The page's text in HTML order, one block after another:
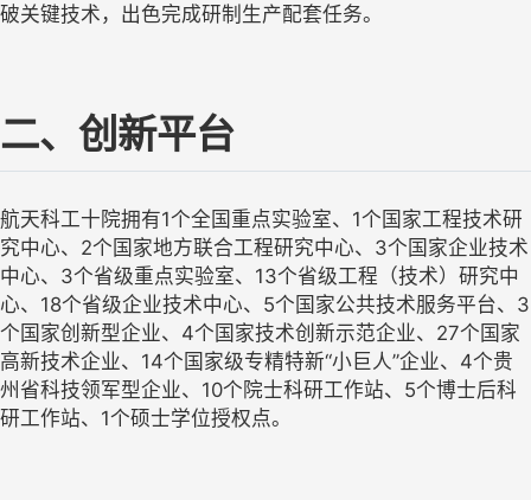
破关键技术，出色完成研制生产配套任务。
二、创新平台
航天科工十院拥有1个全国重点实验室、 1个国家工程技术研
究中心、2个国家地方联合工程研究中心、 3个国家企业技术
中心、3个省级重点实验室、 13个省级工程（技术）研究中
心、 18个省级企业技术中心、 5个国家公共技术服务平台、 3
个国家创新型企业、 4个国家技术创新示范企业、27个国家
高新技术企业、 14个国家级专精特新“小巨人”企业、4个贵
州省科技领军型企业、 10个院士科研工作站、 5个博士后科
研工作站、1个硕士学位授权点。